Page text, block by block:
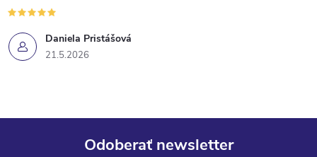
Daniela Pristášová
21.5.2026
Odoberať newsletter